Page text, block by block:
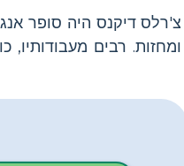
ומחזות. רבים